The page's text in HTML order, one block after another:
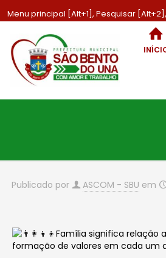
Menu principal [Alt+1], Pesquisar
Publicado por ASCOM - SBU em
Família significa relação
formação de valores em cada um